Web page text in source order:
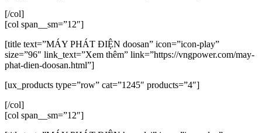
[/col]
[col span__sm=”12″]
[title text=”MÁY PHÁT ĐIỆN doosan” icon=”icon-play”
size=”96″ link_text=”Xem thêm” link=”https://vngpower.com/may-
phat-dien-doosan.html”]
[ux_products type=”row” cat=”1245″ products=”4″]
[/col]
[col span__sm=”12″]